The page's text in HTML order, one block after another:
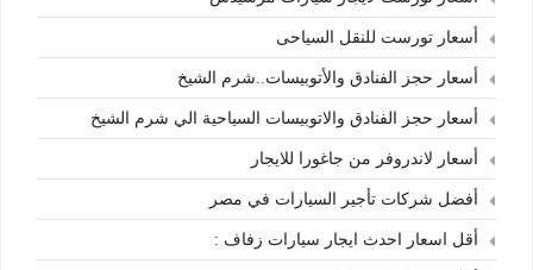
أسعار تورست للنقل السياحى
أسعار حجز الفنادق والأتوبيسات..شرم الشيخ
أسعار حجز الفنادق والاتوبيسات السياحية الي شرم الشيخ
أسعار لاندروفر من جاغورا للايجار
أفضل شركات تأجير السيارات في مصر
أقل اسعار احدث ايجار سيارات زفاف :